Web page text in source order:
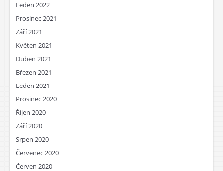
Leden 2022
Prosinec 2021
Září 2021
Květen 2021
Duben 2021
Březen 2021
Leden 2021
Prosinec 2020
Říjen 2020
Září 2020
Srpen 2020
Červenec 2020
Červen 2020